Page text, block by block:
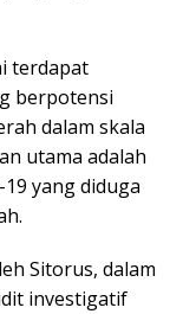
terdapat
berpotensi
dalam skala
utama adalah
yang diduga
Sitorus, dalam
investigatif